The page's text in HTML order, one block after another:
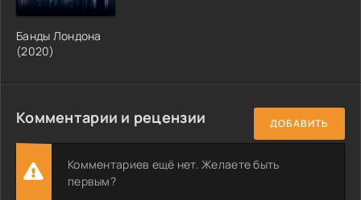
Банды Лондона
(2020)
Комментарии и рецензии ДОБАВИТЬ
Комментариев ещё нет. Желаете быть
первым?